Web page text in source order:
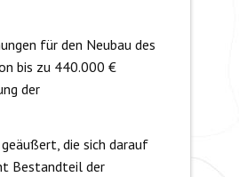
für den Neubau des
bis zu 440.000 €
der
die sich darauf
Bestandteil der